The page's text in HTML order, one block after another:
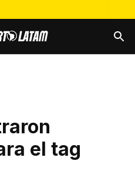
el tag